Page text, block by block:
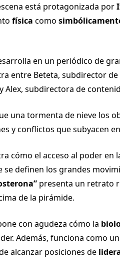
está protagonizada por
física como
en un periódico de
entre Beteta, subdirector
Alex, subdirectora de
una tormenta de nieve los
y conflictos que subyacen
cómo el acceso al poder en
se definen los grandes
presenta un retrato
de la pirámide.
con agudeza cómo la
Además, funciona como
alcanzar posiciones de